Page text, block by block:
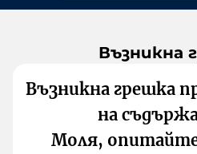
Възникна
Възникна грешка
на
Моля,